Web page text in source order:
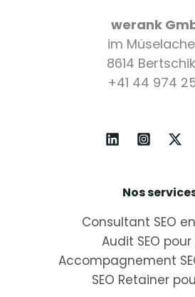
werank
im
8614
+41 44 974
Nos
Consultant SEO
Audit SEO pour
Accompagnement
SEO Retainer